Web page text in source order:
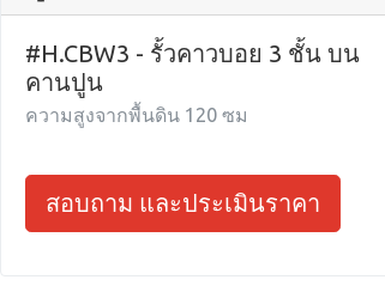
#H.CBW3 - รั้วคาวบอย 3 ชั้น บน
คานปูน
ความสูงจากพื้นดิน 120 ซม
สอบถาม และประเมินราคา